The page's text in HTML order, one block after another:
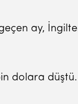
ay,
dolara